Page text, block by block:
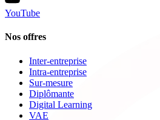
YouTube
Nos offres
Inter-entreprise
Intra-entreprise
Sur-mesure
Diplômante
Digital Learning
VAE